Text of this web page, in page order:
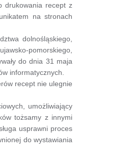
drukowania recept z
na stronach
dolnośląskiego,
pomorskiego,
do dnia 31 maja
informatycznych.
recept nie ulegnie
umożliwiający
tożsamy z innymi
usprawni proces
do wystawiania